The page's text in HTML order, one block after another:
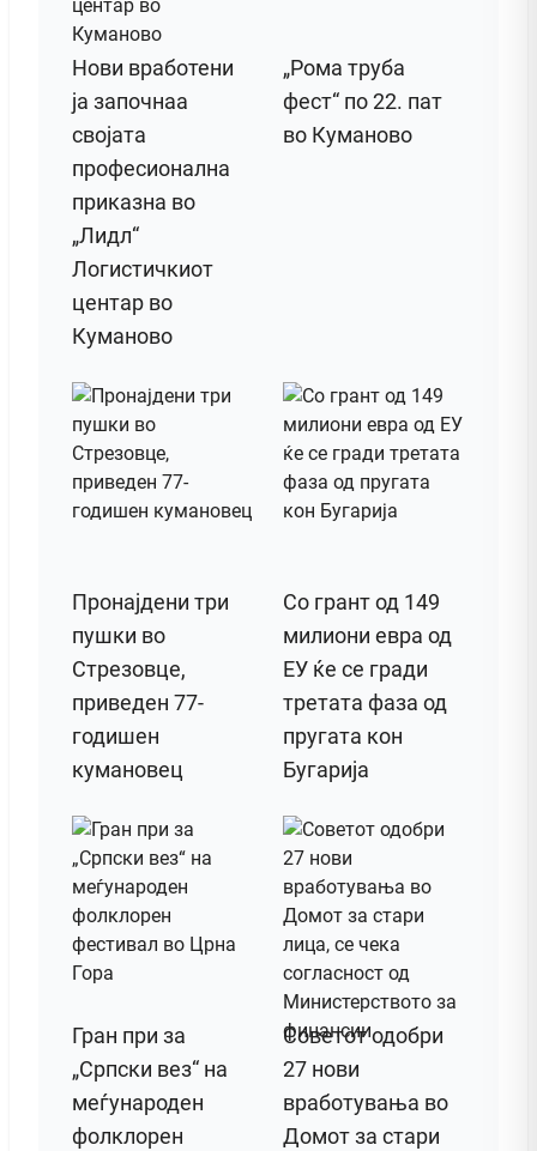
Нови вработени
ја започнаа
својата
професионална
приказна во
„Лидл“
Логистичкиот
центар во
Куманово
„Рома труба
фест“ по 22. пат
во Куманово
Пронајдени три
пушки во
Стрезовце,
приведен 77-
годишен
кумановец
Со грант од 149
милиони евра од
ЕУ ќе се гради
третата фаза од
пругата кон
Бугарија
Гран при за
„Српски вез“ на
меѓународен
фолклорен
Советот одобри
27 нови
вработувања во
Домот за стари